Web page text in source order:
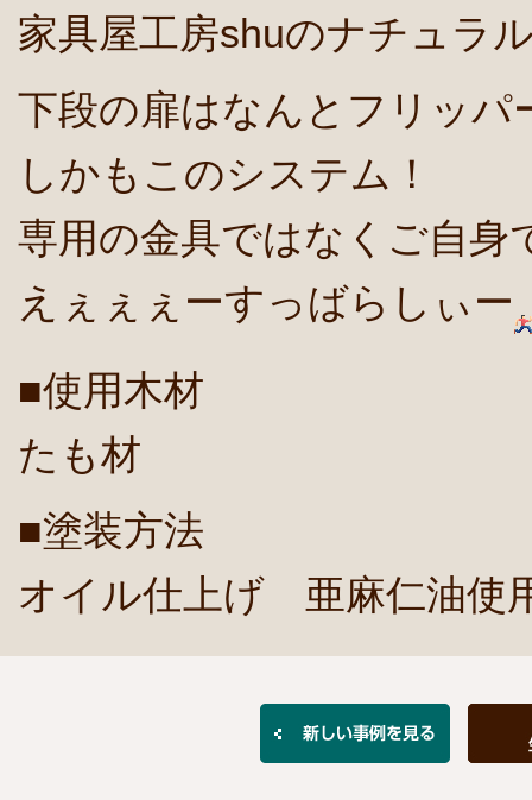
家具屋工房shuのナチュラ
下段の扉はなんとフリッパ
しかもこのシステム！
専用の金具ではなくご自身
えぇぇぇーすっばらしぃー
■使用木材
たも材
■塗装方法
オイル仕上げ 亜麻仁油使